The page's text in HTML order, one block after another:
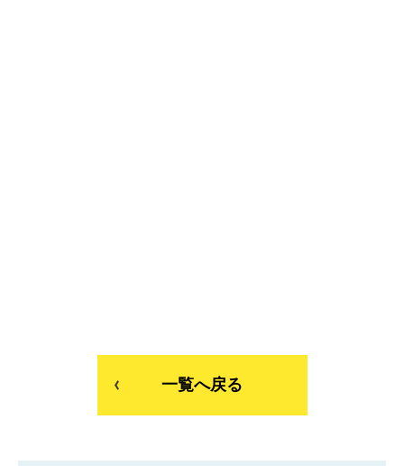
一覧へ戻る